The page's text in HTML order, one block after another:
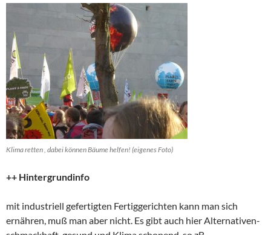
Klima retten , dabei können Bäume helfen! (eigenes Foto)
++ Hintergrundinfo
mit industriell gefertigten Fertiggerichten kann man sich
ernähren, muß man aber nicht. Es gibt auch hier Alternativen-